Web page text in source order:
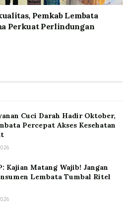
Pemkab Lembata
Perkuat Perlindungan
Cuci Darah Hadir Oktober,
Percepat Akses Kesehatan
Kajian Matang Wajib! Jangan
Lembata Tumbal Ritel